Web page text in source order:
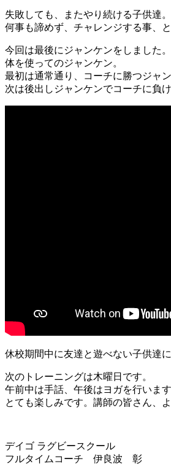
失敗しても、またやり続ける子供達
何事も諦めず、チャレンジする事、
今回は最後にジャンケンをしました。
体を使ってのジャンケン。
最初は通常通り、コーチに勝つジャン
次は後出しジャンケンでコーチに負
休校期間中に友達と遊べない子供達
次のトレーニングは木曜日です。
午前中は手話、午後はヨガを行います
とても楽しみです。講師の皆さん、
デイゴ ラグビースクール
フルタイムコーチ 伊良波 彰